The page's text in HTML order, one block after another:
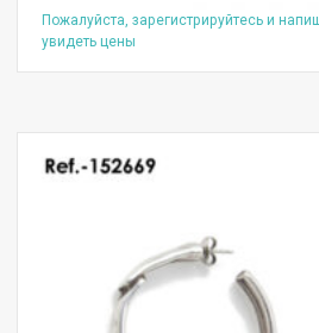
Пожалуйста, зарегистрируйтесь и
увидеть цены